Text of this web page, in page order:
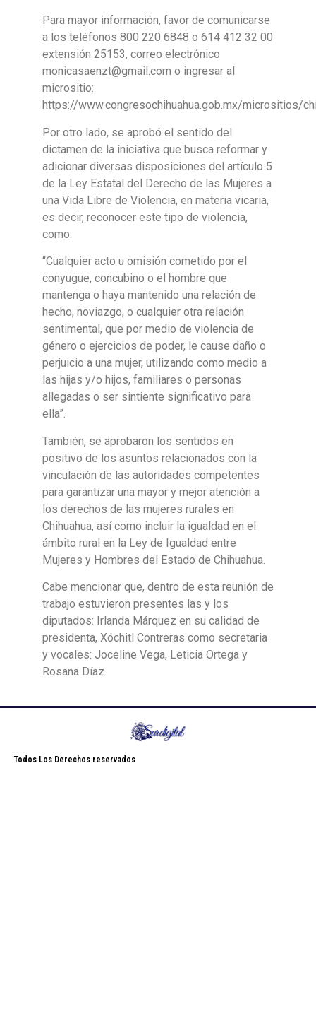
Para mayor información, favor de comunicarse
a los teléfonos 800 220 6848 o 614 412 32 00
extensión 25153, correo electrónico
monicasaenzt@gmail.com o ingresar al
micrositio:
https://www.congresochihuahua.gob.mx/micrositios/
Por otro lado, se aprobó el sentido del
dictamen de la iniciativa que busca reformar y
adicionar diversas disposiciones del artículo 5
de la Ley Estatal del Derecho de las Mujeres a
una Vida Libre de Violencia, en materia vicaria,
es decir, reconocer este tipo de violencia,
como:
“Cualquier acto u omisión cometido por el
conyugue, concubino o el hombre que
mantenga o haya mantenido una relación de
hecho, noviazgo, o cualquier otra relación
sentimental, que por medio de violencia de
género o ejercicios de poder, le cause daño o
perjuicio a una mujer, utilizando como medio a
las hijas y/o hijos, familiares o personas
allegadas o ser sintiente significativo para
ella”.
También, se aprobaron los sentidos en
positivo de los asuntos relacionados con la
vinculación de las autoridades competentes
para garantizar una mayor y mejor atención a
los derechos de las mujeres rurales en
Chihuahua, así como incluir la igualdad en el
ámbito rural en la Ley de Igualdad entre
Mujeres y Hombres del Estado de Chihuahua.
Cabe mencionar que, dentro de esta reunión de
trabajo estuvieron presentes las y los
diputados: Irlanda Márquez en su calidad de
presidenta, Xóchitl Contreras como secretaria
y vocales: Joceline Vega, Leticia Ortega y
Rosana Díaz.
Todos Los Derechos reservados